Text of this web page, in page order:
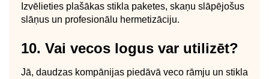
Izvēlieties plašākas stikla paketes, skaņu slāpējošus
slāņus un profesionālu hermetizāciju.
10. Vai vecos logus var utilizēt?
Jā, daudzas kompānijas piedāvā veco rāmju un stikla